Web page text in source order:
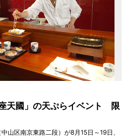
天國」の天ぷらイベント 限
山区南京東路二段）が8月15日～19日、